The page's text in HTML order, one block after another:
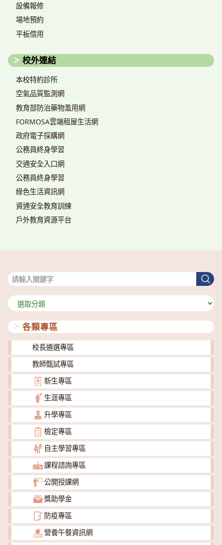
設備報修
場地預約
平板借用
校外連結
本校特約診所
空氣品質監測網
教育部防治藥物濫用網
FORMOSA雲端租屋生活網
政府電子採購網
公務員終身學習
交通安全入口網
公務員終身學習
綠色生活資訊網
資通安全教育訓練
戶外教育資源平台
搜
尋
分
類
各類專區
校長遴選專區
教師甄試專區
新生專區
生涯專區
升學專區
檢定專區
自主學習專區
課程諮詢專區
公開授課網
獎助學金
防疫專區
營養午餐資訊網